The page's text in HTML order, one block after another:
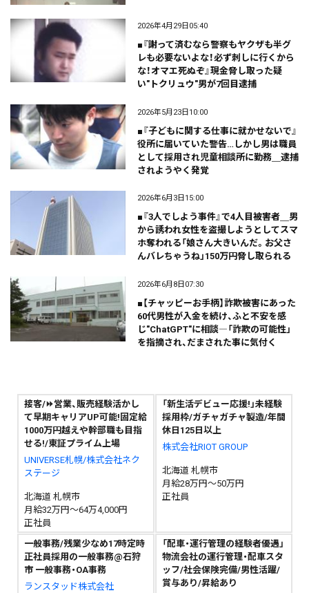
2026年4月29日05:40
■『謝って済むなら警察もヤクザも半グ
レも必要ないよな！必ず刺しに行くから
な！オマエ死ぬぞ』現金脅し取った疑
い"トクリュウ"男が7回目逮捕
2026年5月23日10:00
■『子どもに関する仕事に就かせないで』
役所に届いていた警告…しかし男は職員
として採用され児童相談所に勤務＿逮捕
されようやく発覚
2026年6月3日15:00
■『3人でしよう事件』で4人目被害者＿男
から誘われ女性を盗撮しようとしてスマ
ホ奪われる「娘さん大きいんだ。お父さ
んバレちゃうね」150万円脅し取られる
2026年6月8日07:30
■【チャッピーお手柄】詐欺被害にあった
60代男性が入金を続け、ふと不安を感
じ"ChatGPT"に相談―「詐欺の可能性」
を指摘され、だまされた事に気付く
接客/⏩️営業、販売経験活かし
て早期キャリアUP可能!固定給
1000万円越えや幹部職も目指
せる!/東証プライム上場
UNIVERSE札幌/株式会社ネク
ステージ
北海道 札幌市
月給32万円～64万4,000円
正社員
「新生活デビュー応援!」未経験
採用枠/ガチャガチャ製造/年間
休日125日以上
株式会社RIOT GROUP
北海道 札幌市
月給28万円～50万円
正社員
一般事務/残業少なめ17時定時
正社員採用の一般事務@石狩
市 一般事務・OA事務
ランスタッド株式会社
「配車・運行管理の経験者優遇」
物流会社の運行管理・配車スタ
ッフ/社会保険完備/男性活躍/
賞与あり/昇給あり